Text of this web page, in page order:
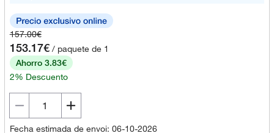
157.00€
153.17€ / paquete de 1
Ahorro 3.83€
2% Descuento
Fecha estimada de envoi: 06-10-2026